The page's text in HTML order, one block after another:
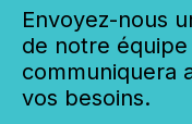
Envoyez-nous
de notre
communiquera
vos besoins.